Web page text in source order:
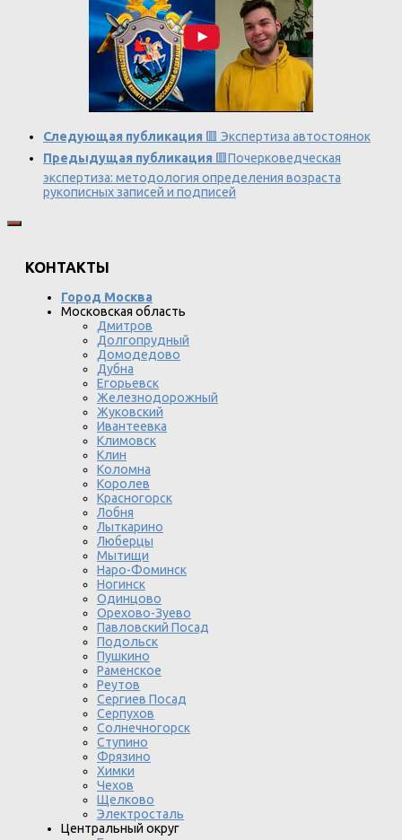
Следующая публикация 🟥 Экспертиза автостоянок
Предыдущая публикация 🟥Почерковедческая
экспертиза: методология определения возраста
рукописных записей и подписей
КОНТАКТЫ
Город Москва
Московская область
Дмитров
Долгопрудный
Домодедово
Дубна
Егорьевск
Железнодорожный
Жуковский
Ивантеевка
Климовск
Клин
Коломна
Королев
Красногорск
Лобня
Лыткарино
Люберцы
Мытищи
Наро-Фоминск
Ногинск
Одинцово
Орехово-Зуево
Павловский Посад
Подольск
Пушкино
Раменское
Реутов
Сергиев Посад
Серпухов
Солнечногорск
Ступино
Фрязино
Химки
Чехов
Щелково
Электросталь
Центральный округ